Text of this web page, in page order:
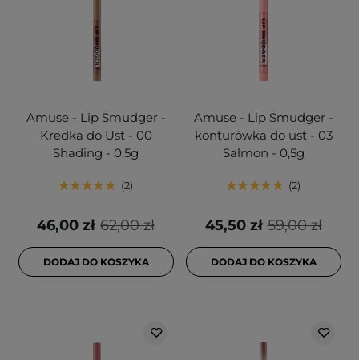
Amuse - Lip Smudger -
Kredka do Ust - 00
Shading - 0,5g
2
62,00 zł
46,00 zł
DODAJ DO KOSZYKA
Amuse - Lip Smudger -
konturówka do ust - 03
Salmon - 0,5g
2
59,00 zł
45,50 zł
DODAJ DO KOSZYKA